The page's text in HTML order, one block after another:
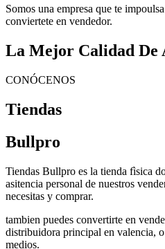
Somos una empresa que te
conviertete en vendedor.
La Mejor Calidad De
CONÓCENOS
Tiendas
Bullpro
Tiendas Bullpro es la tienda fìsica
asitencia personal de nuestros
necesitas y comprar.
tambien puedes convertirte en
distribuidora principal en valencia,
medios.